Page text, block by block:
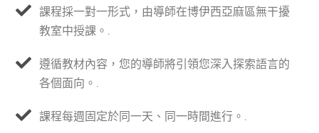
課程採一對一形式，由導師在博伊西亞麻區無干擾
教室中授課。.
遵循教材內容，您的導師將引領您深入探索語言的
各個面向。.
課程每週固定於同一天、同一時間進行。.